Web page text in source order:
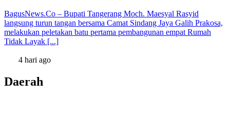
BagusNews.Co – Bupati Tangerang Moch. Maesyal Rasyid
langsung turun tangan bersama Camat Sindang Jaya Galih Prakosa,
melakukan peletakan batu pertama pembangunan empat Rumah
Tidak Layak [...]
4 hari ago
Daerah